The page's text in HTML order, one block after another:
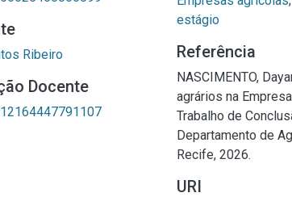
Ribeiro
Docente
estágio
Referência
NASCIMENTO,
agrários na
Trabalho de
Departamento de
Recife, 2026.
URI